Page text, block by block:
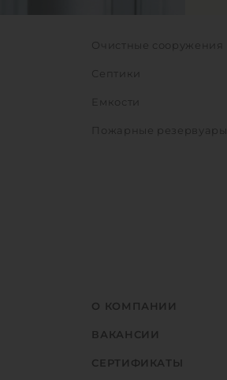
О КОМПАНИИ
ВАКАНСИИ
СЕРТИФИКАТЫ
Очистные сооружения
Септики
Емкости
Пожарные резервуары